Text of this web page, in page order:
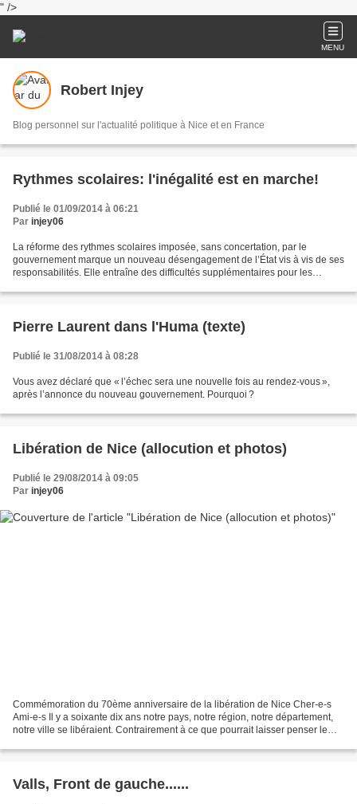
" />
MENU
Robert Injey
Blog personnel sur l'actualité politique à Nice et en France
Rythmes scolaires: l'inégalité est en marche!
Publié le 01/09/2014 à 06:21
Par injey06
La réforme des rythmes scolaires imposée, sans concertation, par le
gouvernement marque un nouveau désengagement de l’État vis à vis de ses
responsabilités. Elle entraîne des difficultés supplémentaires pour les
Pierre Laurent dans l'Huma (texte)
Publié le 31/08/2014 à 08:28
Vous avez déclaré que « l’échec sera une nouvelle fois au rendez-vous »,
après l’annonce du nouveau gouvernement. Pourquoi ?
Libération de Nice (allocution et photos)
Publié le 29/08/2014 à 09:05
Par injey06
Commémoration du 70ème anniversaire de la libération de Nice Cher-e-s
Ami-e-s Il y a soixante dix ans notre pays, notre région, notre département,
notre ville se libéraient. Contrairement à ce que pourrait laisser penser le
Valls, Front de gauche......